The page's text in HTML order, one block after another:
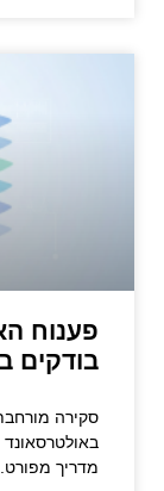
פענוח
בודקים
סקירה
מדריך מפורט.